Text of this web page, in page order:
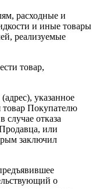
расходные и
и иные товары
реализуемые
товар,
указанное
товар Покупателю
отказа
или
заключил
о